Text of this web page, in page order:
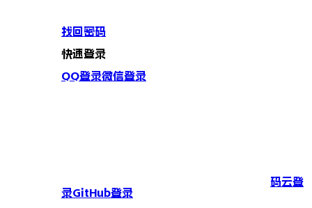
找回密码
快速登录
QQ登录微信登录
码云登
录GitHub登录